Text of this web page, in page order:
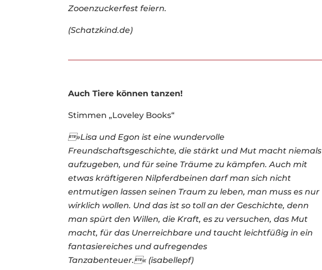
Zooenzuckerfest feiern.
(Schatzkind.de)
Auch Tiere können tanzen!
Stimmen „Loveley Books“
»Lisa und Egon ist eine wundervolle
Freundschaftsgeschichte, die stärkt und Mut macht niemals
aufzugeben, und für seine Träume zu kämpfen. Auch mit
etwas kräftigeren Nilpferdbeinen darf man sich nicht
entmutigen lassen seinen Traum zu leben, man muss es nur
wirklich wollen. Und das ist so toll an der Geschichte, denn
man spürt den Willen, die Kraft, es zu versuchen, das Mut
macht, für das Unerreichbare und taucht leichtfüßig in ein
fantasiereiches und aufregendes
Tanzabenteuer.« (isabellepf)